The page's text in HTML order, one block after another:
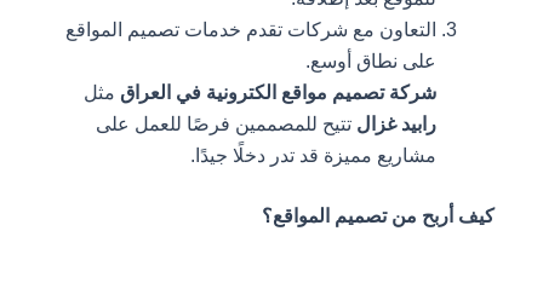
التعاون مع شركات تقدم خدمات تصميم المواقع
على نطاق أوسع.
شركة تصميم مواقع الكترونية في العراق مثل
رابيد غزال تتيح للمصممين فرصًا للعمل على
مشاريع مميزة قد تدر دخلًا جيدًا.
كيف أربح من تصميم المواقع؟